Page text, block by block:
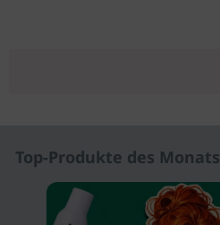
Top-Produkte des Monats